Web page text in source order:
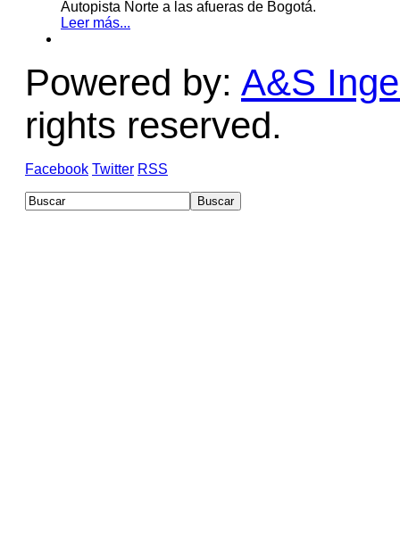
Autopista Norte a las afueras de Bogotá.
Leer más...
Powered by: A&S
rights reserved.
Facebook Twitter RSS